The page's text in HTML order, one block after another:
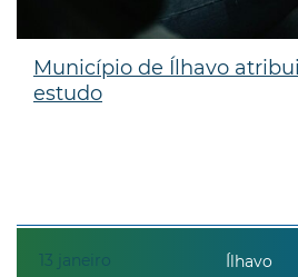
13 janeiro
Município de Ílhavo
estudo
Ílhavo